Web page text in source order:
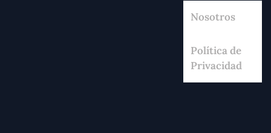
Nosotros
Política de
Privacidad